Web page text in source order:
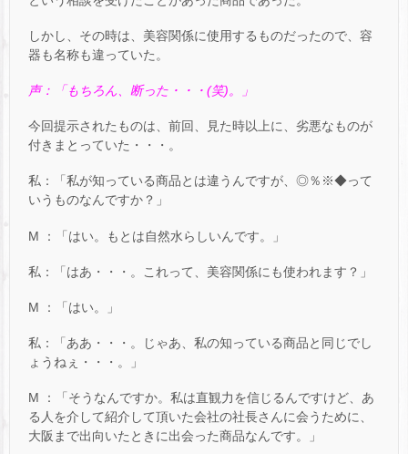
しかし、その時は、美容関係に使用するものだったので、容
器も名称も違っていた。
声：「もちろん、断った・・・(笑)。」
今回提示されたものは、前回、見た時以上に、劣悪なものが
付きまとっていた・・・。
私：「私が知っている商品とは違うんですが、◎％※◆って
いうものなんですか？」
M ：「はい。もとは自然水らしいんです。」
私：「はあ・・・。これって、美容関係にも使われます？」
M ：「はい。」
私：「ああ・・・。じゃあ、私の知っている商品と同じでし
ょうねぇ・・・。」
M ：「そうなんですか。私は直観力を信じるんですけど、あ
る人を介して紹介して頂いた会社の社長さんに会うために、
大阪まで出向いたときに出会った商品なんです。」